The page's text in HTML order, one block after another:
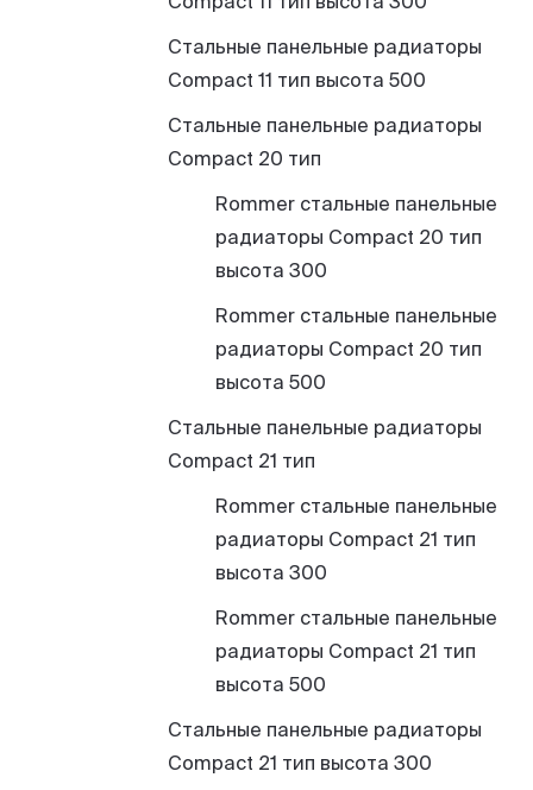
Стальные панельные радиаторы
Compact 11 тип высота 500
Стальные панельные радиаторы
Compact 20 тип
Rommer стальные панельные
радиаторы Compact 20 тип
высота 300
Rommer стальные панельные
радиаторы Compact 20 тип
высота 500
Стальные панельные радиаторы
Compact 21 тип
Rommer стальные панельные
радиаторы Compact 21 тип
высота 300
Rommer стальные панельные
радиаторы Compact 21 тип
высота 500
Стальные панельные радиаторы
Compact 21 тип высота 300